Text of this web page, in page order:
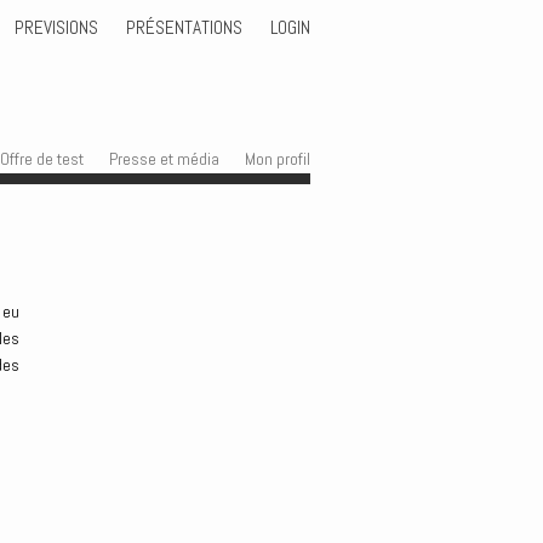
PREVISIONS PRÉSENTATIONS LOGIN
Offre de test Presse et média Mon profil